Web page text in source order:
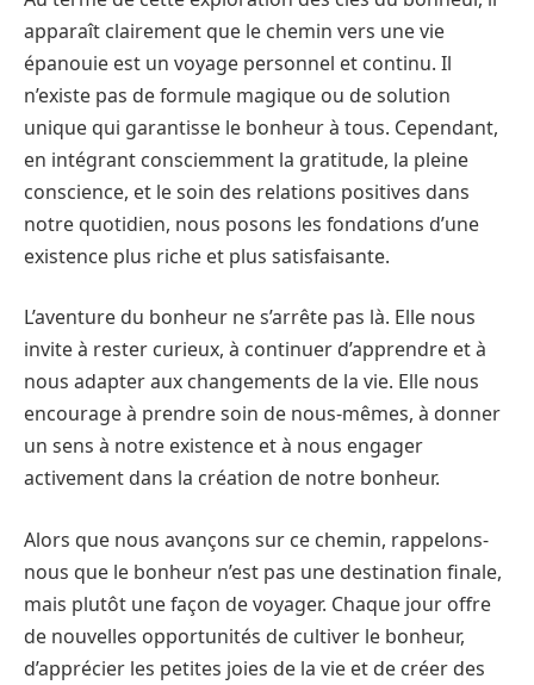
apparaît clairement que le chemin vers une vie
épanouie est un voyage personnel et continu. Il
n’existe pas de formule magique ou de solution
unique qui garantisse le bonheur à tous. Cependant,
en intégrant consciemment la gratitude, la pleine
conscience, et le soin des relations positives dans
notre quotidien, nous posons les fondations d’une
existence plus riche et plus satisfaisante.
L’aventure du bonheur ne s’arrête pas là. Elle nous
invite à rester curieux, à continuer d’apprendre et à
nous adapter aux changements de la vie. Elle nous
encourage à prendre soin de nous-mêmes, à donner
un sens à notre existence et à nous engager
activement dans la création de notre bonheur.
Alors que nous avançons sur ce chemin, rappelons-
nous que le bonheur n’est pas une destination finale,
mais plutôt une façon de voyager. Chaque jour offre
de nouvelles opportunités de cultiver le bonheur,
d’apprécier les petites joies de la vie et de créer des